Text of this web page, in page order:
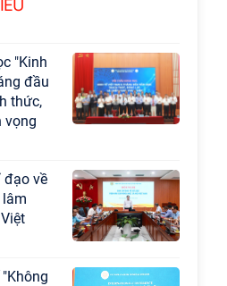
học và công nghệ trọng
"Kinh
đầu
thức,
vọng
đạo về
lâm